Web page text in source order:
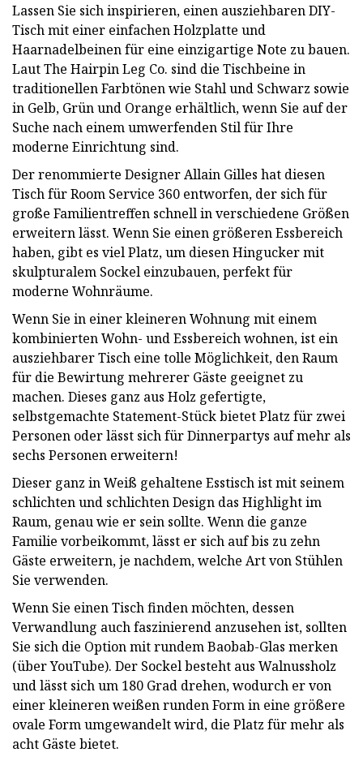
Lassen Sie sich inspirieren, einen ausziehbaren DIY-
Tisch mit einer einfachen Holzplatte und
Haarnadelbeinen für eine einzigartige Note zu bauen.
Laut The Hairpin Leg Co. sind die Tischbeine in
traditionellen Farbtönen wie Stahl und Schwarz sowie
in Gelb, Grün und Orange erhältlich, wenn Sie auf der
Suche nach einem umwerfenden Stil für Ihre
moderne Einrichtung sind.
Der renommierte Designer Allain Gilles hat diesen
Tisch für Room Service 360 ​​entworfen, der sich für
große Familientreffen schnell in verschiedene Größen
erweitern lässt. Wenn Sie einen größeren Essbereich
haben, gibt es viel Platz, um diesen Hingucker mit
skulpturalem Sockel einzubauen, perfekt für
moderne Wohnräume.
Wenn Sie in einer kleineren Wohnung mit einem
kombinierten Wohn- und Essbereich wohnen, ist ein
ausziehbarer Tisch eine tolle Möglichkeit, den Raum
für die Bewirtung mehrerer Gäste geeignet zu
machen. Dieses ganz aus Holz gefertigte,
selbstgemachte Statement-Stück bietet Platz für zwei
Personen oder lässt sich für Dinnerpartys auf mehr als
sechs Personen erweitern!
Dieser ganz in Weiß gehaltene Esstisch ist mit seinem
schlichten und schlichten Design das Highlight im
Raum, genau wie er sein sollte. Wenn die ganze
Familie vorbeikommt, lässt er sich auf bis zu zehn
Gäste erweitern, je nachdem, welche Art von Stühlen
Sie verwenden.
Wenn Sie einen Tisch finden möchten, dessen
Verwandlung auch faszinierend anzusehen ist, sollten
Sie sich die Option mit rundem Baobab-Glas merken
(über YouTube). Der Sockel besteht aus Walnussholz
und lässt sich um 180 Grad drehen, wodurch er von
einer kleineren weißen runden Form in eine größere
ovale Form umgewandelt wird, die Platz für mehr als
acht Gäste bietet.